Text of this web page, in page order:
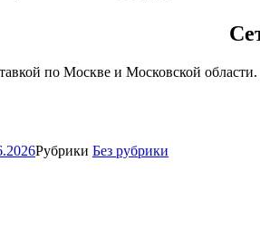
по Москве и Московской
Рубрики Без рубрики